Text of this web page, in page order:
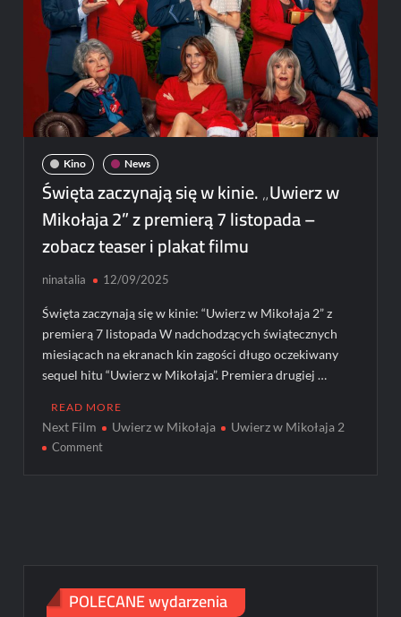
Kino News
Święta zaczynają się w kinie. „Uwierz w
Mikołaja 2” z premierą 7 listopada –
zobacz teaser i plakat filmu
ninatalia 12/09/2025
Święta zaczynają się w kinie: “Uwierz w Mikołaja 2” z
premierą 7 listopada W nadchodzących świątecznych
miesiącach na ekranach kin zagości długo oczekiwany
sequel hitu “Uwierz w Mikołaja”. Premiera drugiej …
READ MORE
Next Film Uwierz w Mikołaja Uwierz w Mikołaja 2
Commenton
Mikołaja
POLECANE wydarzenia